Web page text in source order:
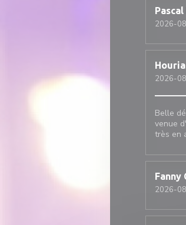
Pascal
2026-
Houria
2026-
Belle
venue
très en
Fanny
2026-